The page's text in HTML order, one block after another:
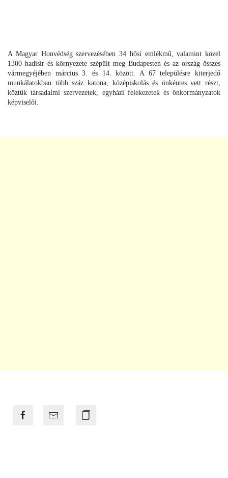
A Magyar Honvédség szervezésében 34 hősi emlékmű, valamint közel
1300 hadisír és környezete szépült meg Budapesten és az ország összes
vármegyéjében március 3. és 14. között. A 67 településre kiterjedő
munkálatokban több száz katona, középiskolás és önkéntes vett részt,
köztük társadalmi szervezetek, egyházi felekezetek és önkormányzatok
képviselői.